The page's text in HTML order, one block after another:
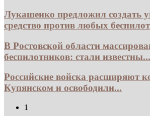
Лукашенко предложил создать
средство против любых
В Ростовской области
беспилотников: стали известны...
Российские войска расширяют
Купянском и освободили...
1